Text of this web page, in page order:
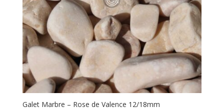
Galet Marbre – Rose de Valence 12/18mm